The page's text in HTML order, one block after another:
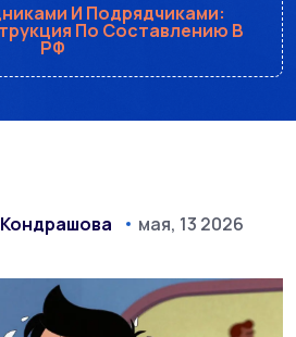
И Подрядчиками:
По Составлению В
РФ
мая, 13 2026